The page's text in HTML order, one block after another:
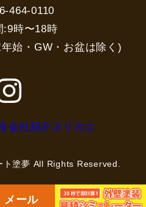
メール
464-0110
:9時〜18時
始・GW・お盆は除く)
塗夢 All Rights Reserved.